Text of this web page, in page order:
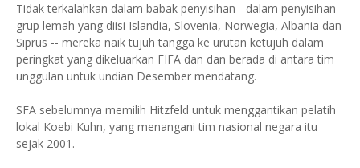
Tidak terkalahkan dalam babak penyisihan - dalam penyisihan
grup lemah yang diisi Islandia, Slovenia, Norwegia, Albania dan
Siprus -- mereka naik tujuh tangga ke urutan ketujuh dalam
peringkat yang dikeluarkan FIFA dan dan berada di antara tim
unggulan untuk undian Desember mendatang.
SFA sebelumnya memilih Hitzfeld untuk menggantikan pelatih
lokal Koebi Kuhn, yang menangani tim nasional negara itu
sejak 2001.